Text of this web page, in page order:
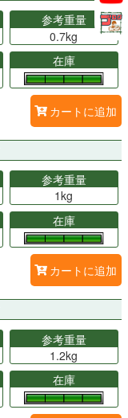
参考重量
0.7kg
在庫
カートに追加
参考重量
1kg
在庫
カートに追加
参考重量
1.2kg
在庫